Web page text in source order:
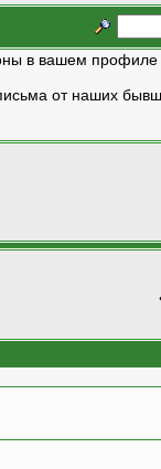
в вашем
от наших